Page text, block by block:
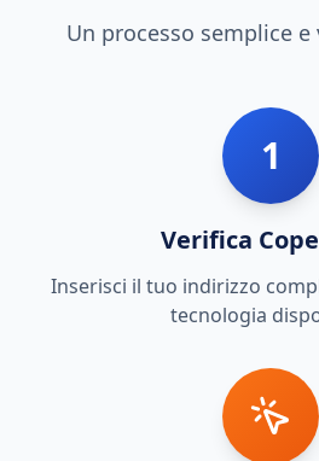
Un processo semplice
1
Verifica
Inserisci il tuo indirizzo
tecnologia